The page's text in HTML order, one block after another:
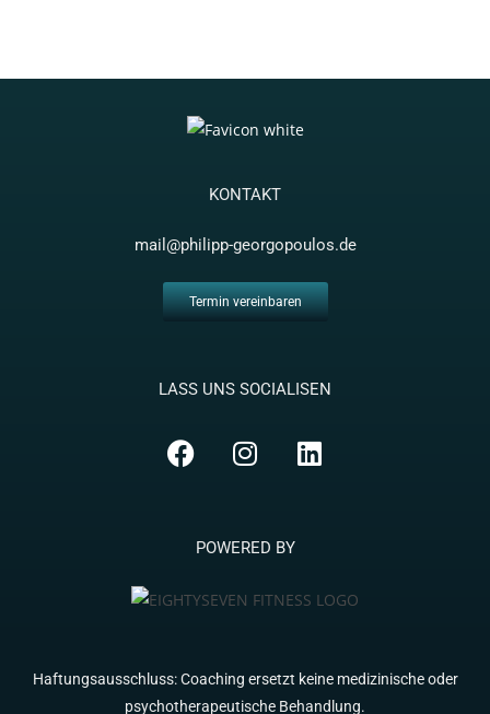
KONTAKT
mail@philipp-georgopoulos.de
Termin vereinbaren
LASS UNS SOCIALISEN
POWERED BY
Haftungsausschluss: Coaching ersetzt keine medizinische oder
psychotherapeutische Behandlung.